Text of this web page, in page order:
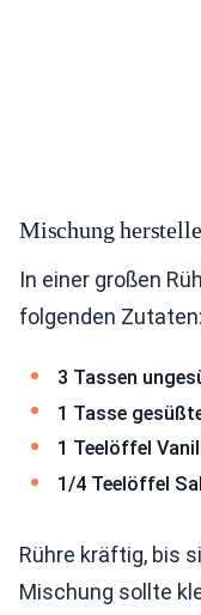
Mischung
In einer großen
folgenden Zutaten:
3 Tassen
1 Tasse
1 Teelöffel
1/4 Teelöffel
Rühre kräftig, bis
Mischung sollte